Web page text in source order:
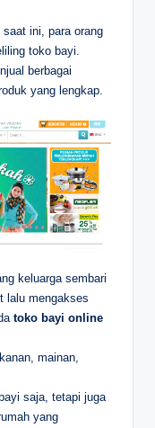
saat ini, para orang
toko bayi.
berbagai
yang lengkap.
keluarga sembari
lalu mengakses
toko bayi online
mainan,
saja, tetapi juga
yang